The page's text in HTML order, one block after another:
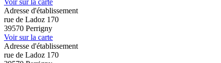
Adresse d'établissement
rue de Ladoz 170
39570 Perrigny
Voir sur la carte
Adresse d'établissement
rue de Ladoz 170